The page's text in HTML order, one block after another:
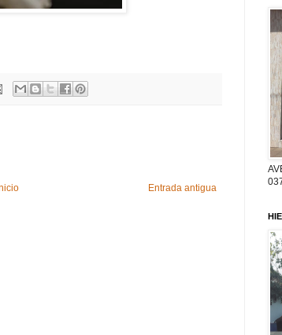
Entrada antigua